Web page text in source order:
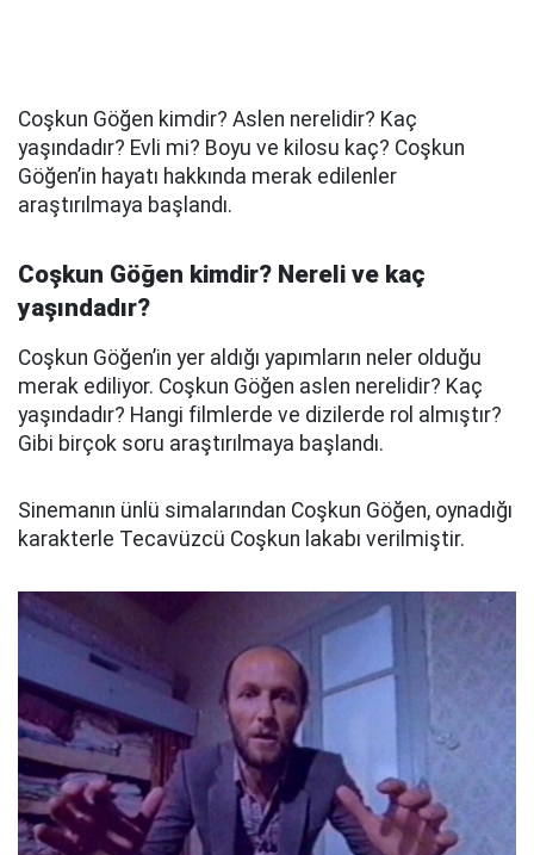
Coşkun Göğen kimdir? Aslen nerelidir? Kaç
yaşındadır? Evli mi? Boyu ve kilosu kaç? Coşkun
Göğen’in hayatı hakkında merak edilenler
araştırılmaya başlandı.
Coşkun Göğen kimdir? Nereli ve kaç
yaşındadır?
Coşkun Göğen’in yer aldığı yapımların neler olduğu
merak ediliyor. Coşkun Göğen aslen nerelidir? Kaç
yaşındadır? Hangi filmlerde ve dizilerde rol almıştır?
Gibi birçok soru araştırılmaya başlandı.
Sinemanın ünlü simalarından Coşkun Göğen, oynadığı
karakterle Tecavüzcü Coşkun lakabı verilmiştir.